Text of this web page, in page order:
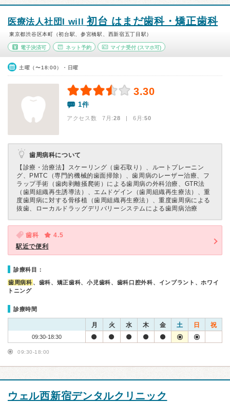
医療法人社団I will初台 はまだ歯科・矯正歯科
東京都渋谷区本町（初台駅、参宮橋駅、西新宿五丁目駅）
電子決済可 ネット予約 マイナ受付 (スマホ可)
土曜（〜18:00）・日曜
3.30
1件
アクセス数 7月:28 | 6月:50
歯周病科について
【診療・治療法】 スケーリング（歯石取り）、ルートプレーニン
グ、PMTC（専門的機械的歯面掃除）、歯周病のレーザー治療、フ
ラップ手術（歯肉剥離掻爬術）による歯周病の外科治療、GTR法
（歯周組織再生誘導法）、エムドゲイン（歯周組織再生療法）、重
度歯周病に対する骨移植（歯周組織再生療法）、重度歯周病による
抜歯、ローカルドラッグデリバリーシステムによる歯周病治療
歯科
4.5
駅近で便利
診療科目：
歯周病科 、歯科、矯正歯科、小児歯科、歯科口腔外科、インプラント、ホワイ
トニング
診療時間
月 火 水 木 金 土 日 祝
09:30-18:30
09:30-18:00
ウェル西新宿デンタルクリニック